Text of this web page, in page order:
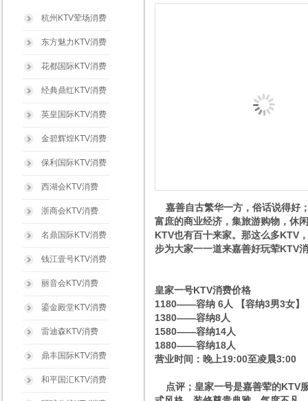
杭州KTV荤场消费
东方魅力KTV消费
花都国际KTV消费
经典鼎红KTV消费
英皇国际KTV消费
金碧辉煌KTV消费
保利国际KTV消费
西湖会KTV消费
浙商会KTV消费
名鼎国际KTV消费
钱江壹号KTV消费
丽音会KTV消费
鎏金殿堂KTV消费
雷迪森KTV消费
鼎丰国际KTV消费
和平国汇KTV消费
嘉善自古繁华一方，俗话说得好
富庶的商业经济，集旅游购物，休
KTV也有百十来家。那这么多KTV
步为大家一一道来嘉善好玩荤KTV
皇家一号KTV消费价格
1180——容纳 6人 【容纳3男3女】
1380——容纳8人
1580——容纳14人
1880——容纳18人
营业时间：晚上19:00至凌晨3:00
点评；皇家一号是嘉善荤的KTV